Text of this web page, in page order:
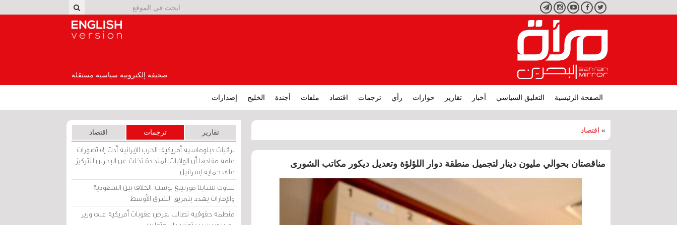
تويتر فيسبوكيوتيوبانستجرامتليجرام
صحيفة إلكترونية سياسية مستقلة
الصفحة الرئيسية التعليق السياسي أخبار تقارير حوارات رأي ترجمات اقتصاد ملفات أجندة الخليج إصدارات
» اقتصاد
مناقصتان بحوالي مليون دينار لتجميل منطقة دوار اللؤلؤة وتعديل ديكور مكاتب الشورى
تقارير ترجمات اقتصاد
برقيات دبلوماسية أمريكية: الحرب الإيرانية أدت إلى تصورات
عامة مفادها أن الولايات المتحدة تخلت عن البحرين للتركيز
على حماية إسرائيل
ساوث تشاينا مورنينغ بوست: الخلاف بين السعودية
والإمارات يهدد بتمزيق الشرق الأوسط
منظمة حقوقية تطالب بفرض عقوبات أمريكية على وزير